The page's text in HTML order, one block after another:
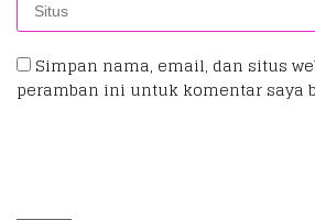
Simpan nama, email, dan situs
peramban ini untuk komentar saya